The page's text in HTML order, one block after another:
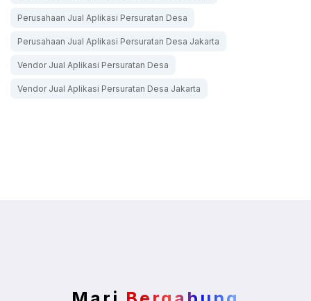
Perusahaan Jual Aplikasi Persuratan Desa
Perusahaan Jual Aplikasi Persuratan Desa Jakarta
Vendor Jual Aplikasi Persuratan Desa
Vendor Jual Aplikasi Persuratan Desa Jakarta